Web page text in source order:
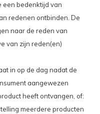
een bedenktijd van
redenen ontbinden. De
naar de reden van
van zijn reden(en)
in op de dag nadat de
aangewezen
heeft ontvangen, of:
meerdere producten